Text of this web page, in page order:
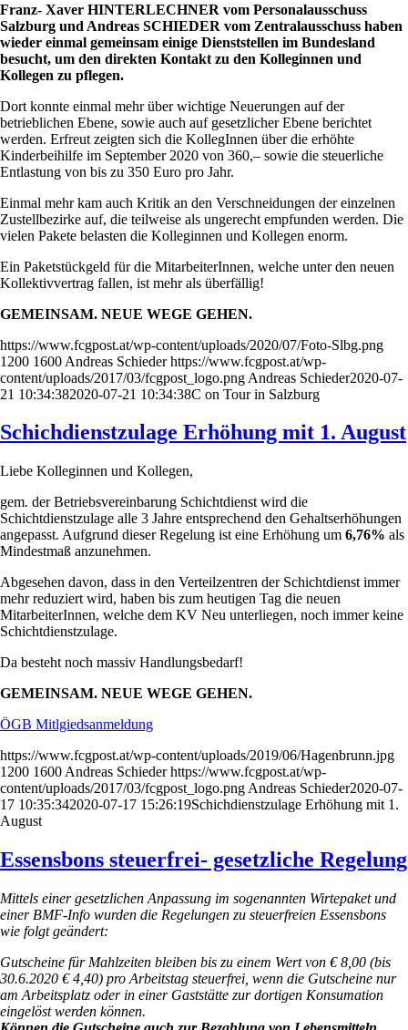
Franz- Xaver HINTERLECHNER vom Personalausschuss
Salzburg und Andreas SCHIEDER vom Zentralausschuss haben
wieder einmal gemeinsam einige Dienststellen im Bundesland
besucht, um den direkten Kontakt zu den Kolleginnen und
Kollegen zu pflegen.
Dort konnte einmal mehr über wichtige Neuerungen auf der
betrieblichen Ebene, sowie auch auf gesetzlicher Ebene berichtet
werden. Erfreut zeigten sich die KollegInnen über die erhöhte
Kinderbeihilfe im September 2020 von 360,– sowie die steuerliche
Entlastung von bis zu 350 Euro pro Jahr.
Einmal mehr kam auch Kritik an den Verschneidungen der einzelnen
Zustellbezirke auf, die teilweise als ungerecht empfunden werden. Die
vielen Pakete belasten die Kolleginnen und Kollegen enorm.
Ein Paketstückgeld für die MitarbeiterInnen, welche unter den neuen
Kollektivvertrag fallen, ist mehr als überfällig!
GEMEINSAM. NEUE WEGE GEHEN.
https://www.fcgpost.at/wp-content/uploads/2020/07/Foto-Slbg.png
1200 1600 Andreas Schieder https://www.fcgpost.at/wp-
content/uploads/2017/03/fcgpost_logo.png Andreas Schieder2020-07-
21 10:34:382020-07-21 10:34:38C on Tour in Salzburg
Schichdienstzulage Erhöhung mit 1. August
Liebe Kolleginnen und Kollegen,
gem. der Betriebsvereinbarung Schichtdienst wird die
Schichtdienstzulage alle 3 Jahre entsprechend den Gehaltserhöhungen
angepasst. Aufgrund dieser Regelung ist eine Erhöhung um 6,76% als
Mindestmaß anzunehmen.
Abgesehen davon, dass in den Verteilzentren der Schichtdienst immer
mehr reduziert wird, haben bis zum heutigen Tag die neuen
MitarbeiterInnen, welche dem KV Neu unterliegen, noch immer keine
Schichtdienstzulage.
Da besteht noch massiv Handlungsbedarf!
GEMEINSAM. NEUE WEGE GEHEN.
ÖGB Mitlgiedsanmeldung
https://www.fcgpost.at/wp-content/uploads/2019/06/Hagenbrunn.jpg
1200 1600 Andreas Schieder https://www.fcgpost.at/wp-
content/uploads/2017/03/fcgpost_logo.png Andreas Schieder2020-07-
17 10:35:342020-07-17 15:26:19Schichdienstzulage Erhöhung mit 1.
August
Essensbons steuerfrei- gesetzliche Regelung
Mittels einer gesetzlichen Anpassung im sogenannten Wirtepaket und
einer BMF-Info wurden die Regelungen zu steuerfreien Essensbons
wie folgt geändert:
Gutscheine für Mahlzeiten bleiben bis zu einem Wert von € 8,00 (bis
30.6.2020 € 4,40) pro Arbeitstag steuerfrei, wenn die Gutscheine nur
am Arbeitsplatz oder in einer Gaststätte zur dortigen Konsumation
eingelöst werden können.